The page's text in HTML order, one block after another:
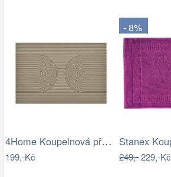
4Home Koupelnová předložka Infinity, 40…
199,-Kč
- 8%
249,-229,-Kč